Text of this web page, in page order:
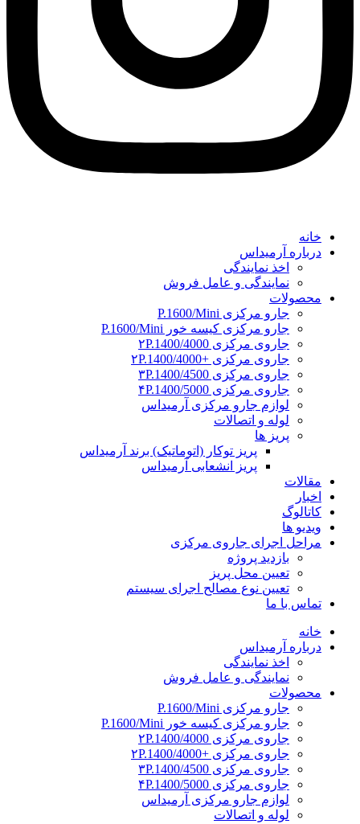
خانه
درباره آرمیداس
اخذ نمایندگی
نمایندگی و عامل فروش
محصولات
جارو مرکزی P.1600/Mini
جارو مرکزی کیسه خور P.1600/Mini
جاروی مرکزی ۲P.1400/4000
جاروی مرکزی +۲P.1400/4000
جاروی مرکزی ۳P.1400/4500
جاروی مرکزی ۴P.1400/5000
لوازم جارو مرکزی آرمیداس
لوله و اتصالات
پریز ها
پریز توکار (اتوماتیک) برند آرمیداس
پریز انشعابی آرمیداس
مقالات
اخبار
کاتالوگ
ویدیو ها
مراحل اجرای جاروی مرکزی
بازدید پروژه
تعیین محل پریز
تعیین نوع مصالح اجرای سیستم
تماس با ما
خانه
درباره آرمیداس
اخذ نمایندگی
نمایندگی و عامل فروش
محصولات
جارو مرکزی P.1600/Mini
جارو مرکزی کیسه خور P.1600/Mini
جاروی مرکزی ۲P.1400/4000
جاروی مرکزی +۲P.1400/4000
جاروی مرکزی ۳P.1400/4500
جاروی مرکزی ۴P.1400/5000
لوازم جارو مرکزی آرمیداس
لوله و اتصالات